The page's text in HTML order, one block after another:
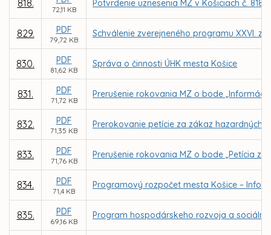
818.
72,11 KB
Potvrdenie uznesenia MZ v Košiciach č.
829. PDF
79,72 KB
Schválenie zverejneného programu XXVI.
830. PDF
81,62 KB
Správa o činnosti ÚHK mesta Košice
831. PDF
71,72 KB
Prerušenie rokovania MZ o bode
832. PDF
71,35 KB
Prerokovanie petície za zákaz hazardných
833. PDF
71,76 KB
Prerušenie rokovania MZ o bode „Petícia
834. PDF
71,4 KB
Programový rozpočet mesta Košice –
835. PDF
69,16 KB
Program hospodárskeho rozvoja a